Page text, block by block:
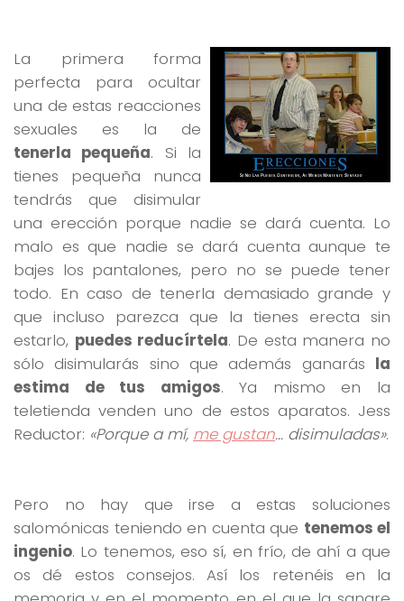
La primera forma
perfecta para ocultar
una de estas reacciones
sexuales es la de
tenerla pequeña. Si la
tienes pequeña nunca
tendrás que disimular
una erección porque nadie se dará cuenta. Lo
malo es que nadie se dará cuenta aunque te
bajes los pantalones, pero no se puede tener
todo. En caso de tenerla demasiado grande y
que incluso parezca que la tienes erecta sin
estarlo, puedes reducírtela. De esta manera no
sólo disimularás sino que además ganarás la
estima de tus amigos. Ya mismo en la
teletienda venden uno de estos aparatos. Jess
Reductor: «Porque a mí, me gustan… disimuladas».
Pero no hay que irse a estas soluciones
salomónicas teniendo en cuenta que tenemos el
ingenio. Lo tenemos, eso sí, en frío, de ahí a que
os dé estos consejos. Así los retenéis en la